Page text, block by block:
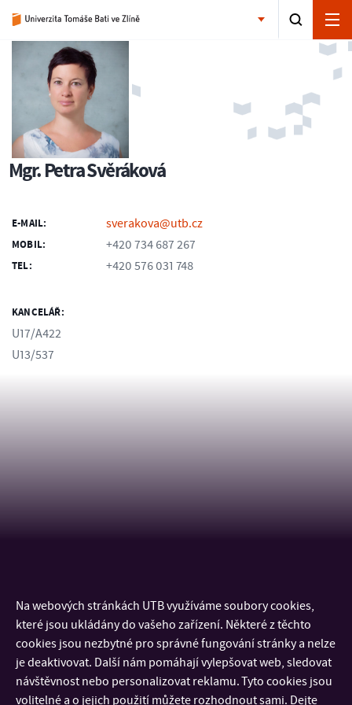
Mgr. Petra Svěráková
E-MAIL: sverakova@utb.cz
MOBIL: +420 734 687 267
TEL: +420 576 031 748
KANCELÁŘ:
U17/A422
U13/537
KONTAKT
DŮLEŽITÉ INFORMACE
Na webových stránkách UTB využíváme soubory cookies,
které jsou ukládány do vašeho zařízení. Některé z těchto
cookies jsou nezbytné pro správné fungování stránky a nelze
je deaktivovat. Další nám pomáhají vylepšovat web, sledovat
návštěvnost nebo personalizovat reklamu. Tyto cookies jsou
volitelné a o jejich použití můžete rozhodnout sami. Dejte